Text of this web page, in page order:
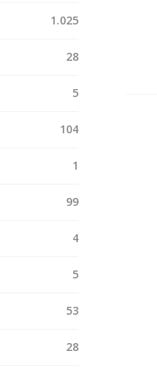
1.025
28
5
104
1
99
4
5
53
28